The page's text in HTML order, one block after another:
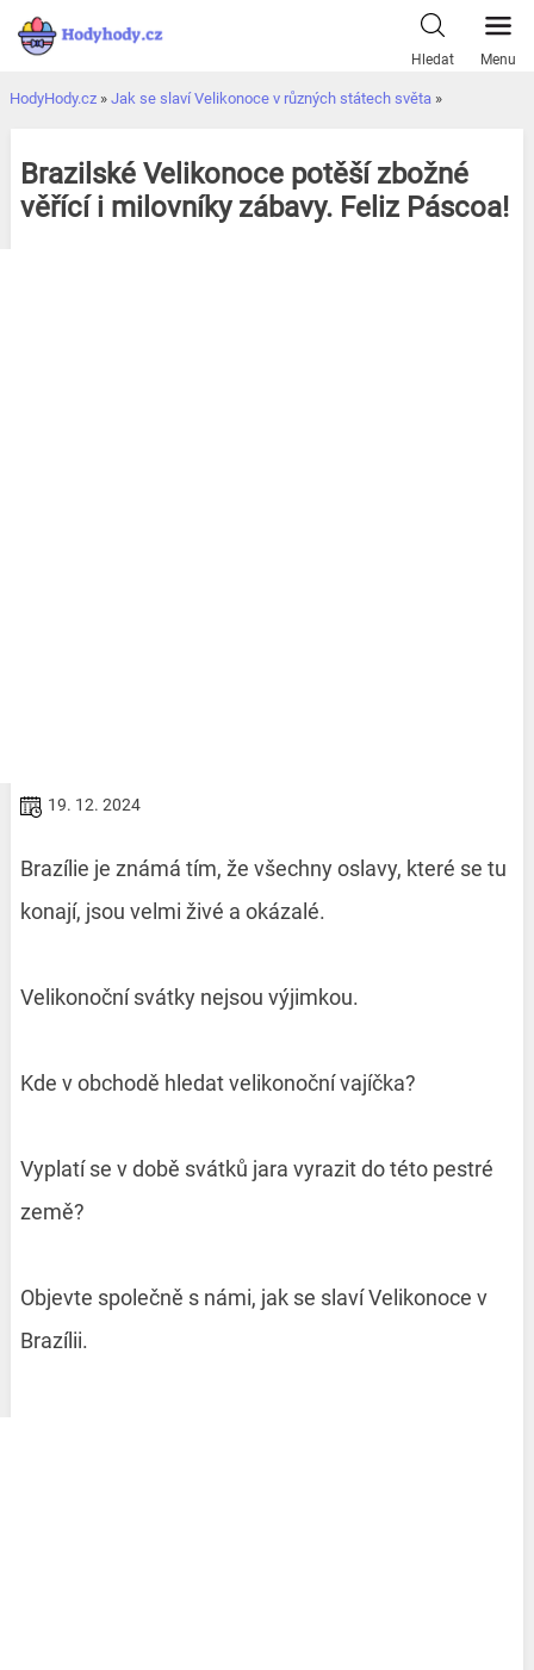
Přeskočit
Hledat Menu
HodyHody.cz » Jak se slaví Velikonoce v různých státech světa »
Brazilské Velikonoce potěší zbožné
věřící i milovníky zábavy. Feliz Páscoa!
19. 12. 2024
Brazílie je známá tím, že všechny oslavy, které se tu
konají, jsou velmi živé a okázalé.
Velikonoční svátky nejsou výjimkou.
Kde v obchodě hledat velikonoční vajíčka?
Vyplatí se v době svátků jara vyrazit do této pestré
země?
Objevte společně s námi, jak se slaví Velikonoce v
Brazílii.